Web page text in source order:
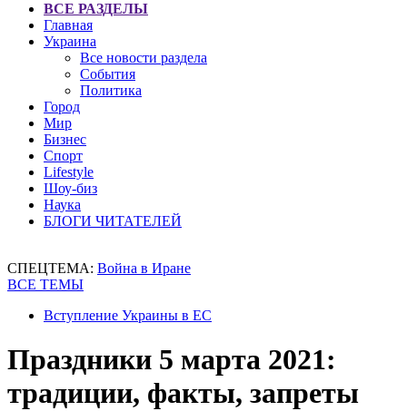
ВСЕ РАЗДЕЛЫ
Главная
Украина
Все новости раздела
События
Политика
Город
Мир
Бизнес
Спорт
Lifestyle
Шоу-биз
Наука
БЛОГИ ЧИТАТЕЛЕЙ
СПЕЦТЕМА: Война в Иране
ВСЕ ТЕМЫ
Вступление Украины в ЕС
Праздники 5 марта 2021:
традиции, факты, запреты